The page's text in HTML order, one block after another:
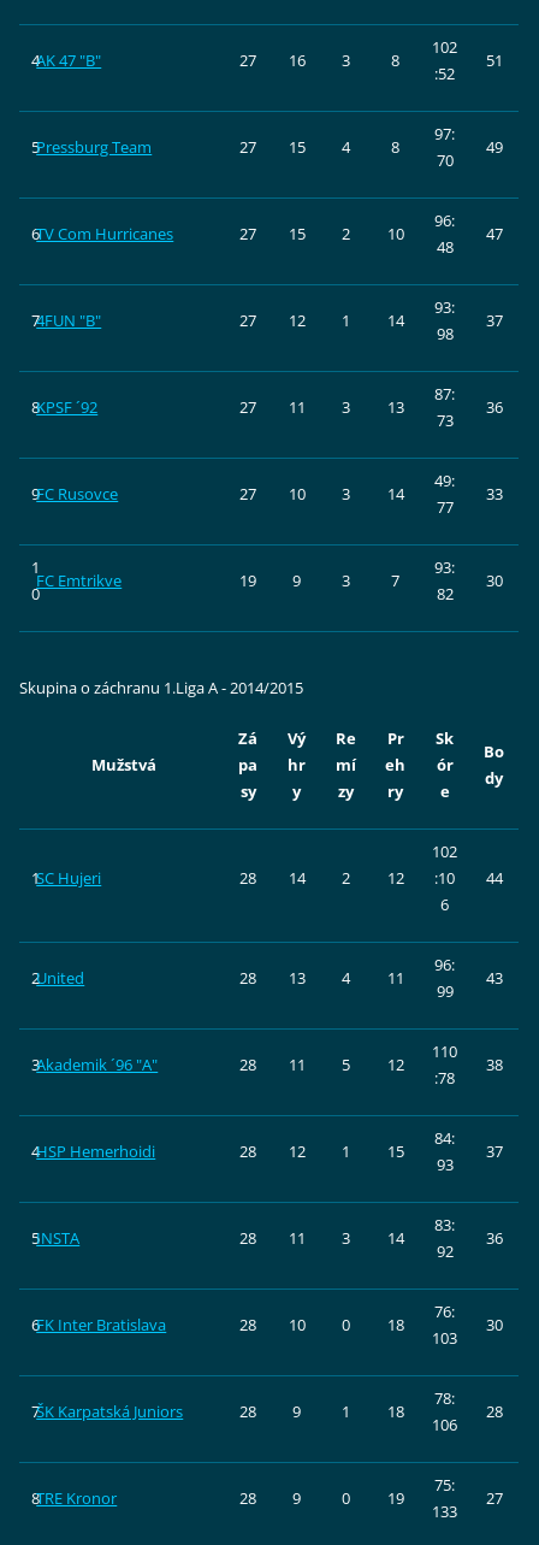
4AK 47 "B" 27 16 3 8
102
:52
51
5Pressburg Team 27 15 4 8
97:
70
49
6TV Com Hurricanes 27 15 2 10
96:
48
47
74FUN "B" 27 12 1 14
93:
98
37
8KPSF ´92 27 11 3 13
87:
73
36
9FC Rusovce 27 10 3 14
49:
77
33
1
0
FC Emtrikve 19 9 3 7
93:
82
30
Skupina o záchranu 1.Liga A - 2014/2015
Mužstvá
Zá
pa
sy
Vý
hr
y
Re
mí
zy
Pr
eh
ry
Sk
ór
e
Bo
dy
1SC Hujeri 28 14 2 12
102
:10
6
44
2United 28 13 4 11
96:
99
43
3Akademik ´96 "A" 28 11 5 12
110
:78
38
4HSP Hemerhoidi 28 12 1 15
84:
93
37
5INSTA 28 11 3 14
83:
92
36
6FK Inter Bratislava 28 10 0 18
76:
103
30
7ŠK Karpatská Juniors 28 9 1 18
78:
106
28
8TRE Kronor 28 9 0 19
75:
133
27